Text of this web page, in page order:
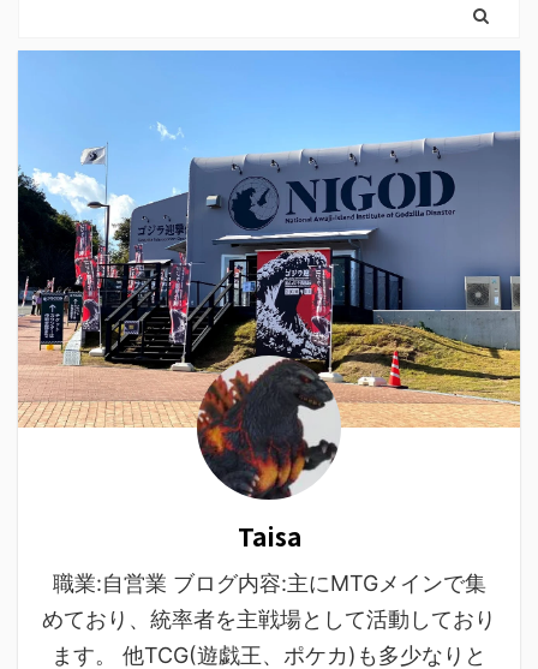
Taisa
職業:自営業 ブログ内容:主にMTGメインで集
めており、統率者を主戦場として活動しており
ます。 他TCG(遊戯王、ポケカ)も多少なりと